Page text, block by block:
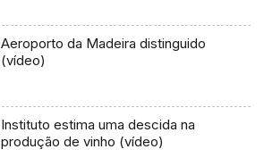
Aeroporto da Madeira distinguido
(vídeo)
Instituto estima uma descida na
produção de vinho (vídeo)